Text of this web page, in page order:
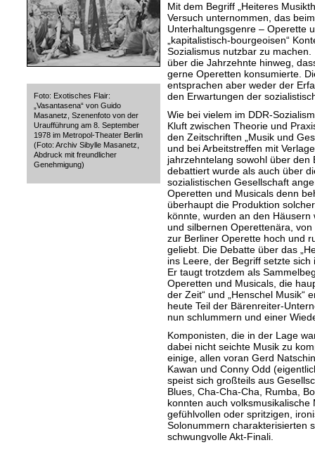
Foto: Exotisches Flair:
„Vasantasena“ von Guido
Masanetz, Szenenfoto von der
Uraufführung am 8. September
1978 im Metropol-Theater Berlin
(Foto: Archiv Sibylle Masanetz,
Abdruck mit freundlicher
Genehmigung)
Mit dem Begriff „Heiteres
Versuch unternommen, das
Unterhaltungsgenre – Operette
„kapitalistisch-bourgeoisen“
Sozialismus nutzbar zu
über die Jahrzehnte hinweg,
gerne Operetten konsumierte.
entsprachen aber weder der
den Erwartungen der
Wie bei vielem im DDR-
Kluft zwischen Theorie und
den Zeitschriften „Musik und
und bei Arbeitstreffen mit
jahrzehntelang sowohl über den
debattiert wurde als auch über
sozialistischen Gesellschaft
Operetten und Musicals denn
überhaupt die Produktion
könnte, wurden an den
und silbernen Operettenära,
zur Berliner Operette hoch und
geliebt. Die Debatte über das
ins Leere, der Begriff setzte
Er taugt trotzdem als
Operetten und Musicals, die
der Zeit“ und „Henschel Musik“
heute Teil der Bärenreiter-
nun schlummern und einer
Komponisten, die in der Lage
dabei nicht seichte Musik zu
einige, allen voran Gerd
Kawan und Conny Odd
speist sich großteils aus
Blues, Cha-Cha-Cha, Rumba,
konnten auch
gefühlvollen oder spritzigen,
Solonummern charakterisierten
schwungvolle Akt-Finali.